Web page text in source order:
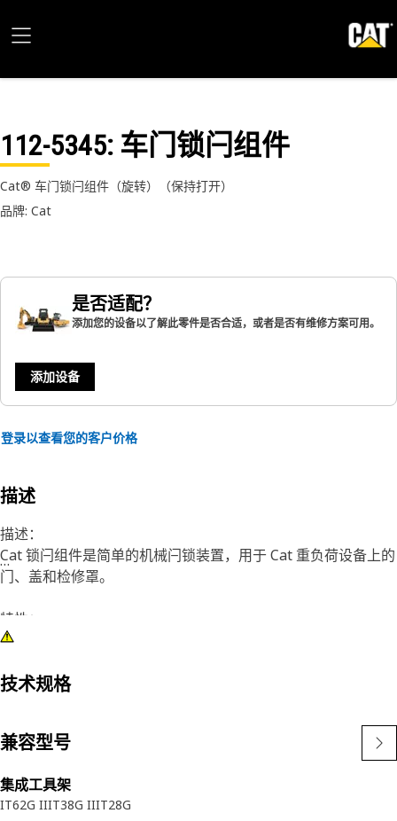
112-5345: 车门锁闩组件
Cat® 车门锁闩组件（旋转）（保持打开）
品牌: Cat
是否适配？
添加您的设备以了解此零件是否合适，或者是否有维修方案可用。
添加设备
登录以查看您的客户价格
描述
描述：
Cat 锁闩组件是简单的机械闩锁装置，用于 Cat 重负荷设备上的
门、盖和检修罩。
特性：
• 两个转子锁闩
• 直接释放，直型
• 使用 M6 或 1/4-20 紧固件安装
应用：
技术规格
兼容型号
集成工具架
IT62G IIIT38G IIIT28G